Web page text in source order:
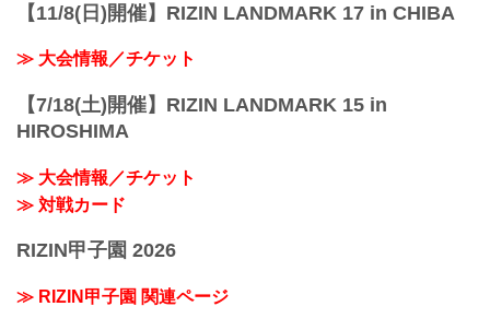
【11/8(日)開催】RIZIN LANDMARK 17 in CHIBA
≫ 大会情報／チケット
【7/18(土)開催】RIZIN LANDMARK 15 in
HIROSHIMA
≫ 大会情報／チケット
≫ 対戦カード
RIZIN甲子園 2026
≫ RIZIN甲子園 関連ページ